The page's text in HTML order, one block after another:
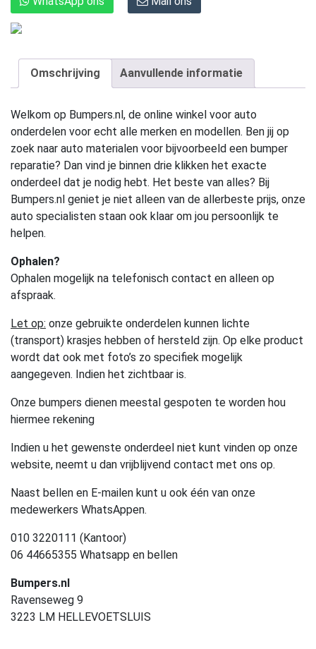
Omschrijving Aanvullende informatie
Welkom op Bumpers.nl, de online winkel voor auto
onderdelen voor echt alle merken en modellen. Ben jij op
zoek naar auto materialen voor bijvoorbeeld een bumper
reparatie? Dan vind je binnen drie klikken het exacte
onderdeel dat je nodig hebt. Het beste van alles? Bij
Bumpers.nl geniet je niet alleen van de allerbeste prijs, onze
auto specialisten staan ook klaar om jou persoonlijk te
helpen.
Ophalen?
Ophalen mogelijk na telefonisch contact en alleen op
afspraak.
Let op: onze gebruikte onderdelen kunnen lichte
(transport) krasjes hebben of hersteld zijn. Op elke product
wordt dat ook met foto’s zo specifiek mogelijk
aangegeven. Indien het zichtbaar is.
Onze bumpers dienen meestal gespoten te worden hou
hiermee rekening
Indien u het gewenste onderdeel niet kunt vinden op onze
website, neemt u dan vrijblijvend contact met ons op.
Naast bellen en E-mailen kunt u ook één van onze
medewerkers WhatsAppen.
010 3220111 (Kantoor)
06 44665355 Whatsapp en bellen
Bumpers.nl
Ravenseweg 9
3223 LM HELLEVOETSLUIS